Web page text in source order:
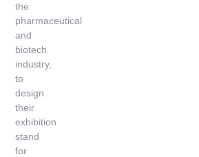
the
pharmaceutical
and
biotech
industry,
to
design
their
exhibition
stand
for